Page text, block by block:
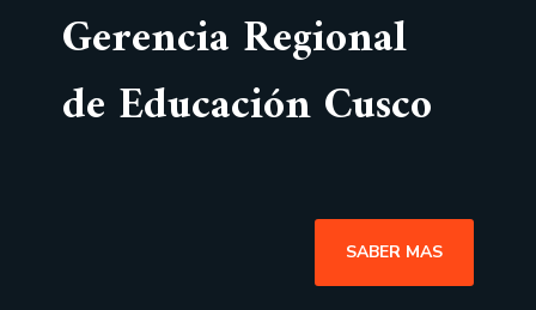
Gerencia Regional
de Educación Cusco
SABER MAS